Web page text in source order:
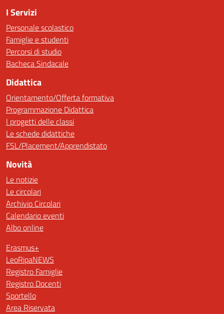
I Servizi
Personale scolastico
Famiglie e studenti
Percorsi di studio
Bacheca Sindacale
Didattica
Orientamento/Offerta formativa
Programmazione Didattica
I progetti delle classi
Le schede didattiche
FSL/Placement/Apprendistato
Novità
Le notizie
Le circolari
Archivio Circolari
Calendario eventi
Albo online
Erasmus+
LeoRipaNEWS
Registro Famiglie
Registro Docenti
Sportello
Area Riservata